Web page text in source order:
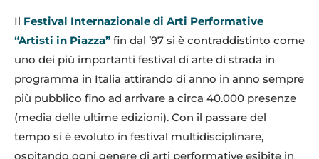
Il Festival Internazionale di Arti Performative
“Artisti in Piazza” fin dal ’97 si è contraddistinto come
uno dei più importanti festival di arte di strada in
programma in Italia attirando di anno in anno sempre
più pubblico fino ad arrivare a circa 40.000 presenze
(media delle ultime edizioni). Con il passare del
tempo si è evoluto in festival multidisciplinare,
ospitando ogni genere di arti performative esibite in